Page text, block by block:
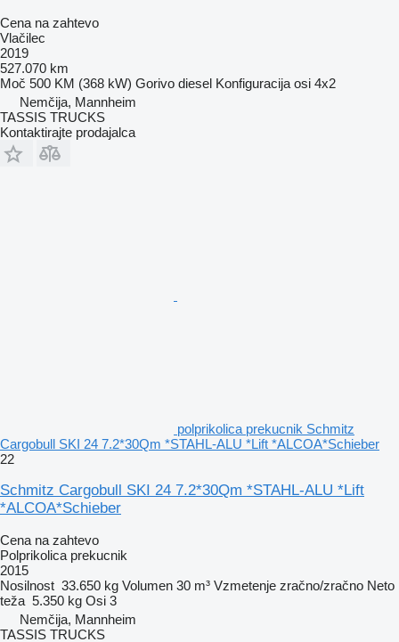
Cena na zahtevo
Vlačilec
2019
527.070 km
Moč 500 KM (368 kW) Gorivo diesel Konfiguracija osi 4x2
Nemčija, Mannheim
TASSIS TRUCKS
Kontaktirajte prodajalca
polprikolica prekucnik Schmitz
Cargobull SKI 24 7.2*30Qm *STAHL-ALU *Lift *ALCOA*Schieber
22
Schmitz Cargobull SKI 24 7.2*30Qm *STAHL-ALU *Lift
*ALCOA*Schieber
Cena na zahtevo
Polprikolica prekucnik
2015
Nosilnost 33.650 kg Volumen 30 m³ Vzmetenje zračno/zračno Neto
teža 5.350 kg Osi 3
Nemčija, Mannheim
TASSIS TRUCKS